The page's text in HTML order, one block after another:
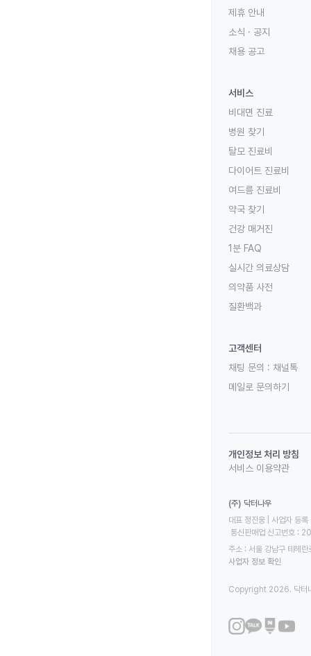
제휴 안내
소식 · 공지
채용 공고
서비스
비대면 진료
병원 찾기
탈모 진료비
다이어트 진료비
여드름 진료비
약국 찾기
건강 매거진
1분 FAQ
실시간 의료상담
의약품 사전
질환백과
고객센터
채팅 문의 : 채널톡
메일로 문의하기
개인정보 처리 방침
서비스 이용약관
(주) 닥터나우
대표 정진웅 | 사업자
통신판매업 신고번호
주소 : 서울 강남구 테헤
사업자 정보 확인
Copyright 2026. 닥터